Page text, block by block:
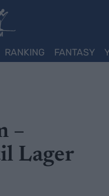
RANKING FANTASY
–
Lager